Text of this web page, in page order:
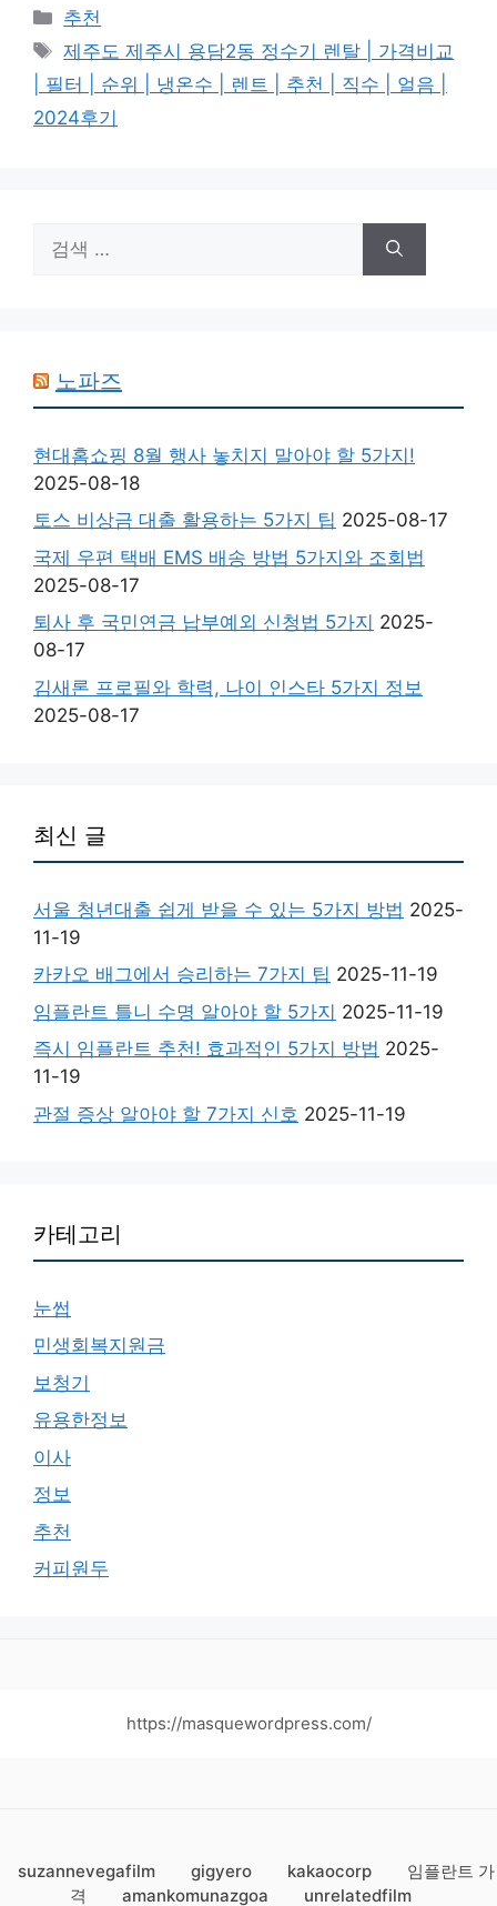
카
테
고
리
추천
태
그
제주도 제주시 용담2동 정수기 렌탈 | 가격비교
| 필터 | 순위 | 냉온수 | 렌트 | 추천 | 직수 | 얼음 |
2024후기
색:
노파즈
현대홈쇼핑 8월 행사 놓치지 말아야 할 5가지!
2025-08-18
토스 비상금 대출 활용하는 5가지 팁 2025-08-17
국제 우편 택배 EMS 배송 방법 5가지와 조회법
2025-08-17
퇴사 후 국민연금 납부예외 신청법 5가지 2025-
08-17
김새론 프로필와 학력, 나이 인스타 5가지 정보
2025-08-17
최신 글
서울 청년대출 쉽게 받을 수 있는 5가지 방법 2025-
11-19
카카오 배그에서 승리하는 7가지 팁 2025-11-19
임플란트 틀니 수명 알아야 할 5가지 2025-11-19
즉시 임플란트 추천! 효과적인 5가지 방법 2025-
11-19
관절 증상 알아야 할 7가지 신호 2025-11-19
카테고리
눈썹
민생회복지원금
보청기
유용한정보
이사
정보
추천
커피원두
https://masquewordpress.com/
suzannevegafilm gigyero kakaocorp
임플란트 가
격
amankomunazgoa unrelatedfilm